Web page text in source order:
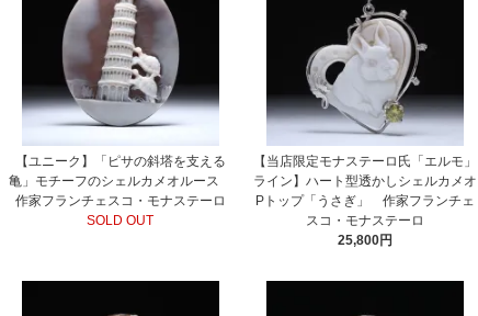
【ユニーク】「ピサの斜塔を支える
亀」モチーフのシェルカメオルース
作家フランチェスコ・モナステーロ
SOLD OUT
【当店限定モナステーロ氏「エルモ」
ライン】ハート型透かしシェルカメオ
Pトップ「うさぎ」 作家フランチェ
スコ・モナステーロ
25,800円